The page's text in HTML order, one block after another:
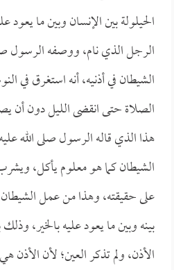
الحيلولة بين الإنسان وبين ما يعود
الرجل الذي نام، ووصفه الرسول
الشيطان في أذنيه، أنه استغرق في
الصلاة حتى انقضى الليل دون أن
هذا الذي قاله الرسول صلى الله
الشيطان كما هو معلوم يأكل،
على حقيقته، وهذا من عمل الشيطان
بينه وبين ما يعود عليه بالخير،
الأذن، ولم تذكر العين؛ لأن